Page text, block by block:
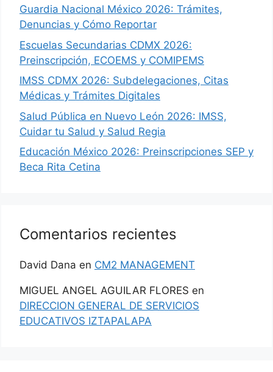
Guardia Nacional México 2026: Trámites,
Denuncias y Cómo Reportar
Escuelas Secundarias CDMX 2026:
Preinscripción, ECOEMS y COMIPEMS
IMSS CDMX 2026: Subdelegaciones, Citas
Médicas y Trámites Digitales
Salud Pública en Nuevo León 2026: IMSS,
Cuidar tu Salud y Salud Regia
Educación México 2026: Preinscripciones SEP y
Beca Rita Cetina
Comentarios recientes
David Dana en CM2 MANAGEMENT
MIGUEL ANGEL AGUILAR FLORES en
DIRECCION GENERAL DE SERVICIOS
EDUCATIVOS IZTAPALAPA